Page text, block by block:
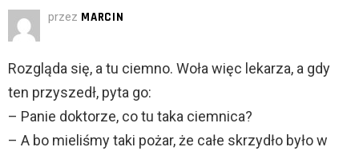
przez MARCIN
Rozgląda się, a tu ciemno. Woła więc lekarza, a gdy
ten przyszedł, pyta go:
– Panie doktorze, co tu taka ciemnica?
– A bo mieliśmy taki pożar, że całe skrzydło było w